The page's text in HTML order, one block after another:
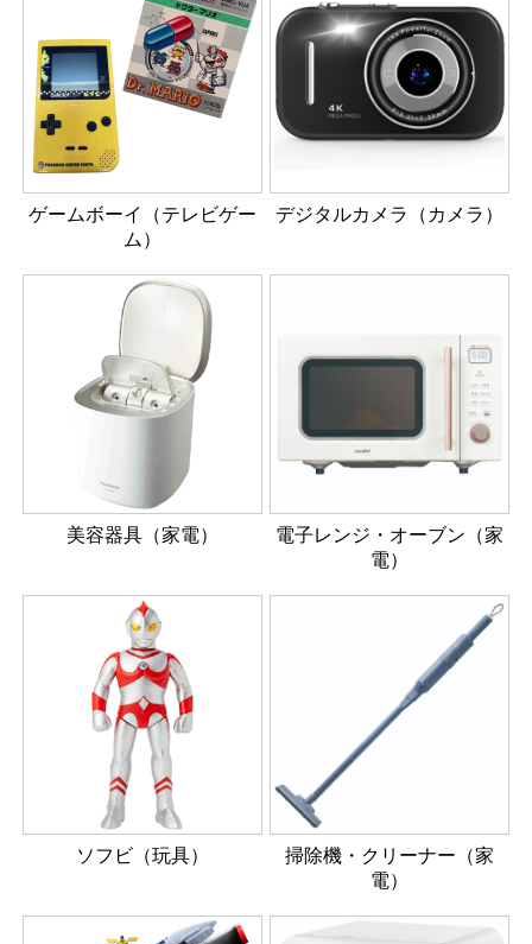
ゲームボーイ（テレビゲー
ム）
デジタルカメラ（カメラ）
美容器具（家電）
電子レンジ・オーブン（家
電）
ソフビ（玩具）
掃除機・クリーナー（家
電）